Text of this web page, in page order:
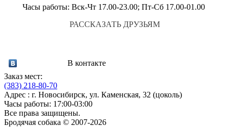
Часы работы: Вск-Чт 17.00-23.00; Пт-Сб 17.00-01.00
РАССКАЗАТЬ ДРУЗЬЯМ
В контакте
Заказ мест:
(383) 218-80-70
Адрес : г. Новосибирск, ул. Каменская, 32 (цоколь)
Часы работы: 17:00-03:00
Все права защищены.
Бродячая собака © 2007-2026